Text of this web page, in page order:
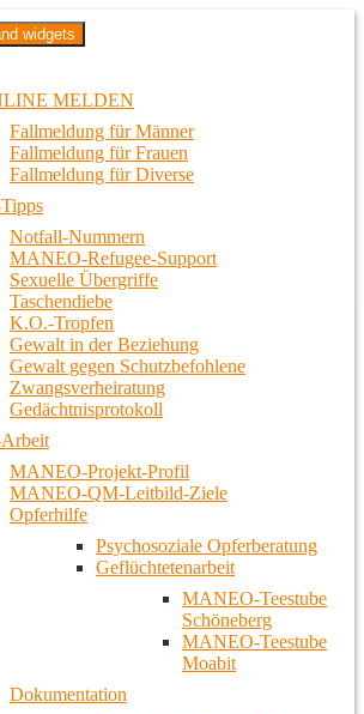
Projekt in Berlin
widgets
MELDEN
Fallmeldung für Männer
Fallmeldung für Frauen
Fallmeldung für Diverse
Notfall-Nummern
MANEO-Refugee-Support
Sexuelle Übergriffe
Taschendiebe
K.O.-Tropfen
Gewalt in der Beziehung
Gewalt gegen Schutzbefohlene
Zwangsverheiratung
Gedächtnisprotokoll
MANEO-Projekt-Profil
MANEO-QM-Leitbild-Ziele
Opferhilfe
Psychosoziale Opferberatung
Geflüchtetenarbeit
MANEO-Teestube
Schöneberg
MANEO-Teestube
Moabit
Dokumentation